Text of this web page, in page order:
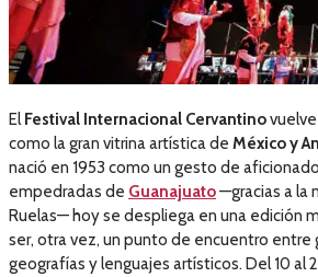
El Festival Internacional Cervantino
como la gran vitrina artística de México y
nació en 1953 como un gesto de
empedradas de Guanajuato—gracias a la
Ruelas— hoy se despliega en una edición
ser, otra vez, un punto de encuentro entre
geografías y lenguajes artísticos. Del 10 al